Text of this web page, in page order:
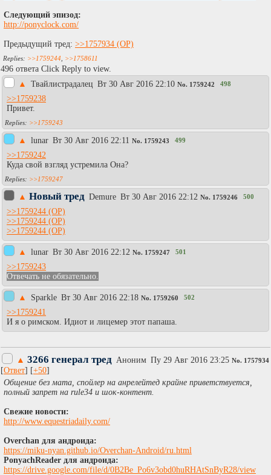
Следующий эпизод:
http://ponyclock.com/
Предыдущий тред: >>1757934
>>1759244 >>1758611
496 ответа Click Reply to view.
▲
Твайлистрадалец Вт 30 Авг 2016 22:10 No. 1759242 498
>>1759238
Привет.
>>1759243
▲ lunar Вт 30 Авг 2016 22:11 No. 1759243 499
>>1759242
Куда свой взгляд устремила Она?
>>1759247
▲ Новый тред Demure Вт 30 Авг 2016 22:12 No. 1759246 500
>>1759244
>>1759244
>>1759244
▲ lunar Вт 30 Авг 2016 22:12 No. 1759247 501
>>1759243
Отвечать не обязательно.
▲ Sparkle Вт 30 Авг 2016 22:18 No. 1759260 502
>>1759241
И я о римском. Идиот и лицемер этот папаша.
▲ 3266 генерал тред Аноним Пy 29 Авг 2016 23:25 No. 1757934
[Ответ] [+50]
Общение без мата, спойлер на анрелейтед крайне приветствуется,
полный запрет на rule34 и шок-контент.
Свежие новости:
http://www.equestriadaily.com/
Overchan для андроида:
https://miku-nyan.github.io/Overchan-Android/ru.html
PonyachReader для андроида:
https://drive.google.com/file/d/0B2Be_Po6v3obd0huRHAtSnByR28/view